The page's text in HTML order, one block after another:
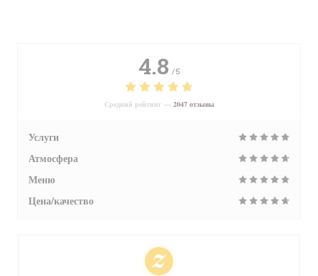
4.8 /5
Средний рейтинг — 2047 отзывы
Услуги
Атмосфера
Меню
Цена/качество